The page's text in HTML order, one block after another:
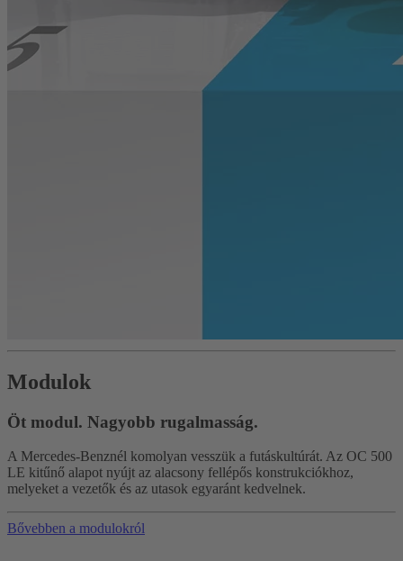
Modulok
Öt modul. Nagyobb rugalmasság.
A Mercedes-Benznél komolyan vesszük a futáskultúrát. Az OC 500
LE kitűnő alapot nyújt az alacsony fellépős konstrukciókhoz,
melyeket a vezetők és az utasok egyaránt kedvelnek.
Bővebben a modulokról